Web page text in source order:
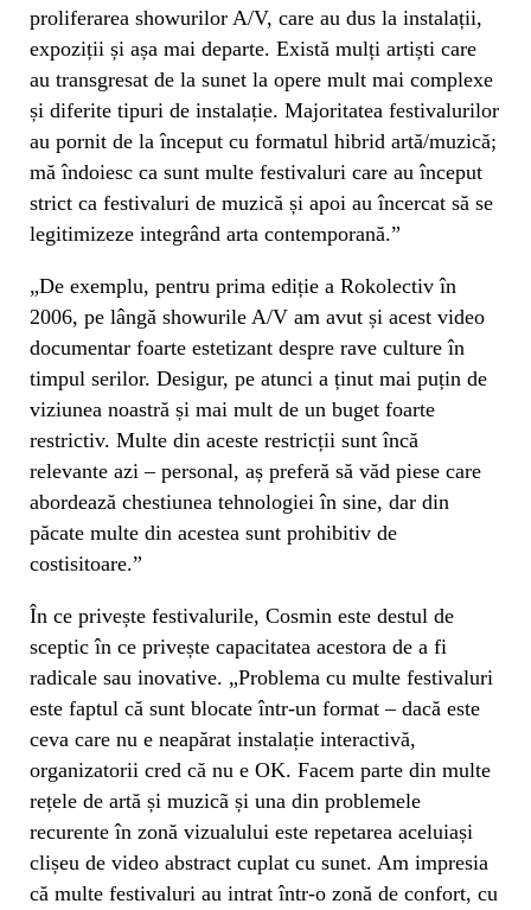
proliferarea showurilor A/V, care au dus la instalații,
expoziții și așa mai departe. Există mulți artiști care
au transgresat de la sunet la opere mult mai complexe
și diferite tipuri de instalație. Majoritatea festivalurilor
au pornit de la început cu formatul hibrid artă/muzică;
mă îndoiesc ca sunt multe festivaluri care au început
strict ca festivaluri de muzică și apoi au încercat să se
legitimizeze integrând arta contemporană.”
„De exemplu, pentru prima ediție a Rokolectiv în
2006, pe lângă showurile A/V am avut și acest video
documentar foarte estetizant despre rave culture în
timpul serilor. Desigur, pe atunci a ținut mai puțin de
viziunea noastră și mai mult de un buget foarte
restrictiv. Multe din aceste restricții sunt încă
relevante azi – personal, aș preferă să văd piese care
abordează chestiunea tehnologiei în sine, dar din
păcate multe din acestea sunt prohibitiv de
costisitoare.”
În ce privește festivalurile, Cosmin este destul de
sceptic în ce privește capacitatea acestora de a fi
radicale sau inovative. „Problema cu multe festivaluri
este faptul că sunt blocate într-un format – dacă este
ceva care nu e neapărat instalație interactivă,
organizatorii cred că nu e OK. Facem parte din multe
rețele de artă și muzicã și una din problemele
recurente în zonă vizualului este repetarea aceluiași
clișeu de video abstract cuplat cu sunet. Am impresia
că multe festivaluri au intrat într-o zonă de confort, cu